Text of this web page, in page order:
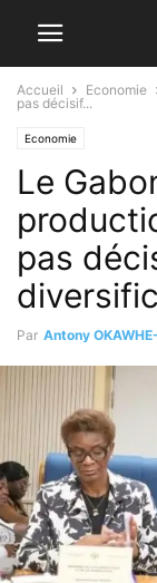
Accueil Economie
pas décisif...
Economie
Le
pas
Par Antony